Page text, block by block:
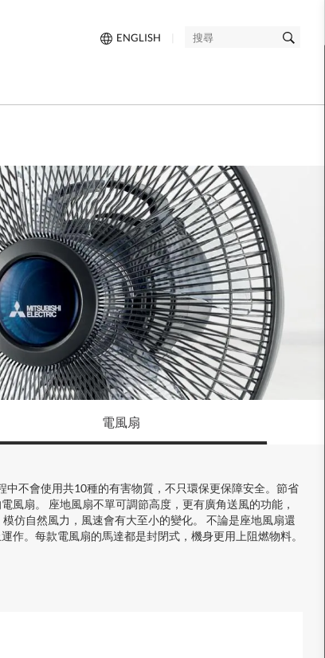
ENGLISH 搜
電風扇
不會使用共10種的有害物質，不只環保更保障安全。節省
扇。 座地風扇不單可調節高度，更有廣角送風的功能，
仿自然風力，風速會有大至小的變化。 不論是座地風扇還
。每款電風扇的馬達都是封閉式，機身更用上阻燃物料。